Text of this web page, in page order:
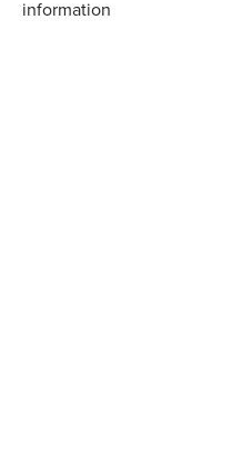
information